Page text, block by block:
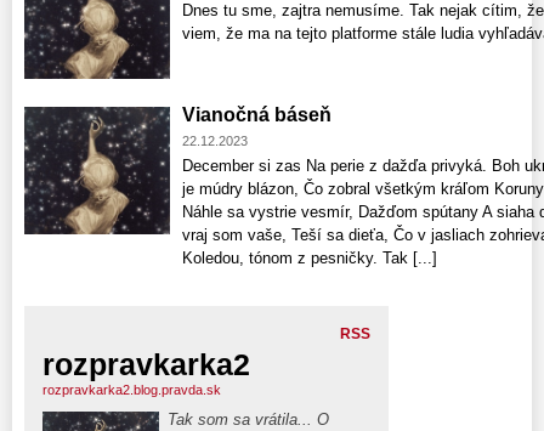
Dnes tu sme, zajtra nemusíme. Tak nejak cítim,
viem, že ma na tejto platforme stále ludia
Vianočná báseň
22.12.2023
December si zas Na perie z dažďa privyká. Boh
je múdry blázon, Čo zobral všetkým kráľom
Náhle sa vystrie vesmír, Dažďom spútany A
vraj som vaše, Teší sa dieťa, Čo v jasliach
Koledou, tónom z pesničky. Tak [...]
RSS
rozpravkarka2
rozpravkarka2.blog.pravda.sk
Tak som sa vrátila... O